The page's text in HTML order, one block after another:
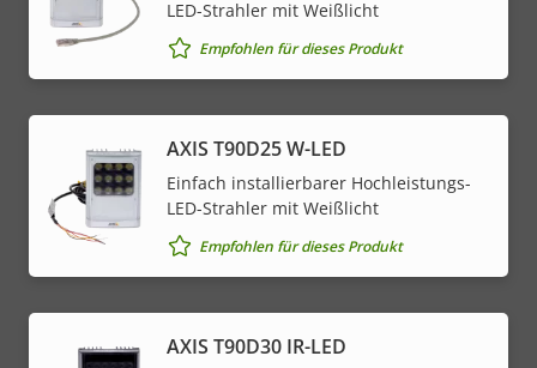
LED-Strahler mit Weißlicht
Empfohlen für dieses Produkt
AXIS T90D25 W-LED
Einfach installierbarer Hochleistungs-
LED-Strahler mit Weißlicht
Empfohlen für dieses Produkt
AXIS T90D30 IR-LED